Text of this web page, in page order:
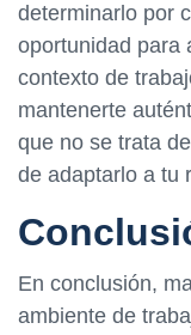
determinarlo por
oportunidad para
contexto de
mantenerte
que no se trata
de adaptarlo a tu
En conclusión,
ambiente de